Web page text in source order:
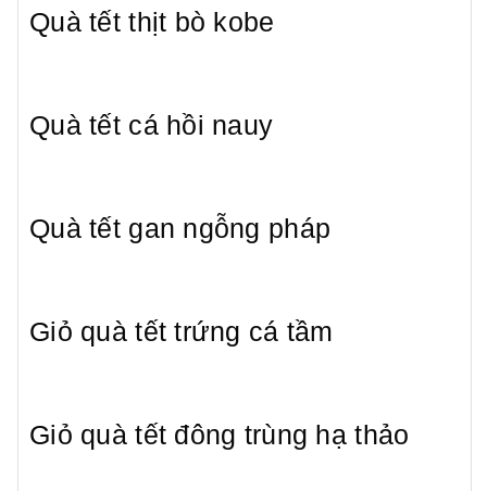
Quà tết thịt bò kobe
Quà tết cá hồi nauy
Quà tết gan ngỗng pháp
Giỏ quà tết trứng cá tầm
Giỏ quà tết đông trùng hạ thảo